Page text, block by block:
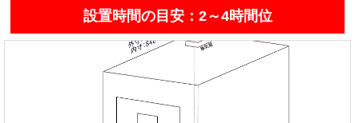
カワイナサール
遮音性能の違いを体験
お問い合わせ
設置時間の目安：2～4時間位